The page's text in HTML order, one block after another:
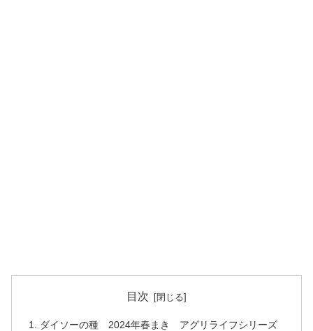
目次
ダイソーの種 2024年春まき アグリライフシリーズ